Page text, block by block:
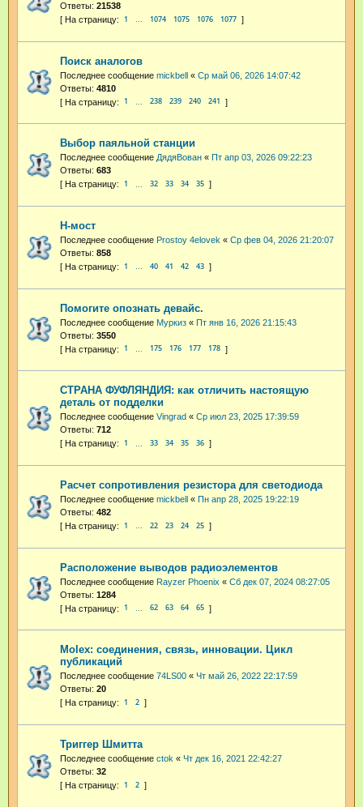
Ответы: 21538
1 … 1074 1075 1076 1077
Поиск аналогов
Последнее сообщение mickbell « Ср май 06, 2026 14:07:42
Ответы: 4810
1 238 239 240 241
Выбор паяльной станции
Последнее сообщение ДядяВован « Пт апр 03, 2026 09:22:23
Ответы: 683
1 32 33 34 35
H-мост
Последнее сообщение Prostoy 4elovek « Ср фев 04, 2026 21:20:07
Ответы: 858
1 … 40 41 42 43
Помогите опознать девайс.
Последнее сообщение Муркиз « Пт янв 16, 2026 21:15:43
Ответы: 3550
1 175 176 177 178
СТРАНА ФУФЛЯНДИЯ: как отличить настоящую
деталь от подделки
Последнее сообщение Vingrad « Ср июл 23, 2025 17:39:59
Ответы: 712
1 33 34 35 36
Расчет сопротивления резистора для светодиода
Последнее сообщение mickbell « Пн апр 28, 2025 19:22:19
Ответы: 482
1 … 22 23 24 25
Расположение выводов радиоэлементов
Последнее сообщение Rayzer Phoenix « Сб дек 07, 2024 08:27:05
Ответы: 1284
1 62 63 64 65
Molex: соединения, связь, инновации. Цикл
публикаций
Последнее сообщение 74LS00 « Чт май 26, 2022 22:17:59
Ответы: 20
1 2
Триггер Шмитта
Последнее сообщение ctok « Чт дек 16, 2021 22:42:27
Ответы: 32
1 2